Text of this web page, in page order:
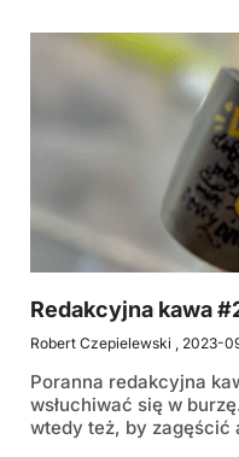
Redakcyjna kawa
Robert Czepielewski 2023-
Poranna redakcyjna
wsłuchiwać się w
wtedy też, by zagęścić